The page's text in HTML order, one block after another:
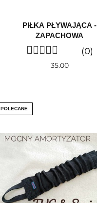
PIŁKA PŁYWAJĄCA -
ZAPACHOWA
(0)
35.00
POLECANE